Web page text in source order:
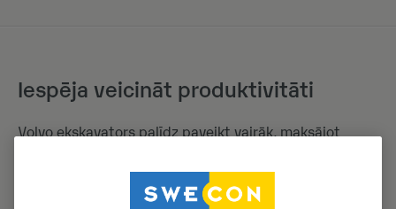
Iespēja veicināt produktivitāti
Volvo ekskavators palīdz paveikt vairāk, maksājot
ievērojami rezultāti gan darbu veikšanas vietā, gan
jūsu bilancē. Uzlabotā tehnoloģija samazina operatora